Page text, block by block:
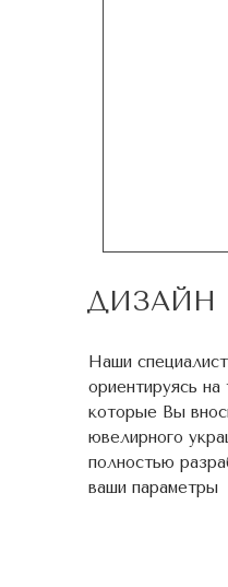
ДИЗАЙН
Наши
ориентируясь
которые Вы
ювелирного
полностью
ваши параметры